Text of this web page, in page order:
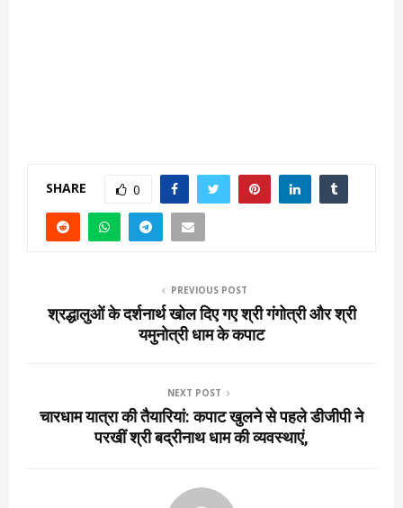
SHARE 0
PREVIOUS POST
श्रद्धालुओं के दर्शनार्थ खोल दिए गए श्री गंगोत्री और श्री
यमुनोत्री धाम के कपाट
NEXT POST
चारधाम यात्रा की तैयारियां: कपाट खुलने से पहले डीजीपी ने
परखीं श्री बद्रीनाथ धाम की व्यवस्थाएं,